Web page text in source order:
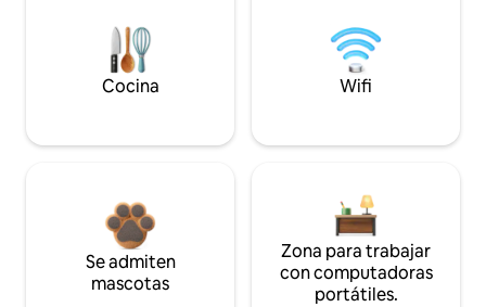
Cocina Wifi
Se admiten
mascotas
Zona para trabajar
con computadoras
portátiles.